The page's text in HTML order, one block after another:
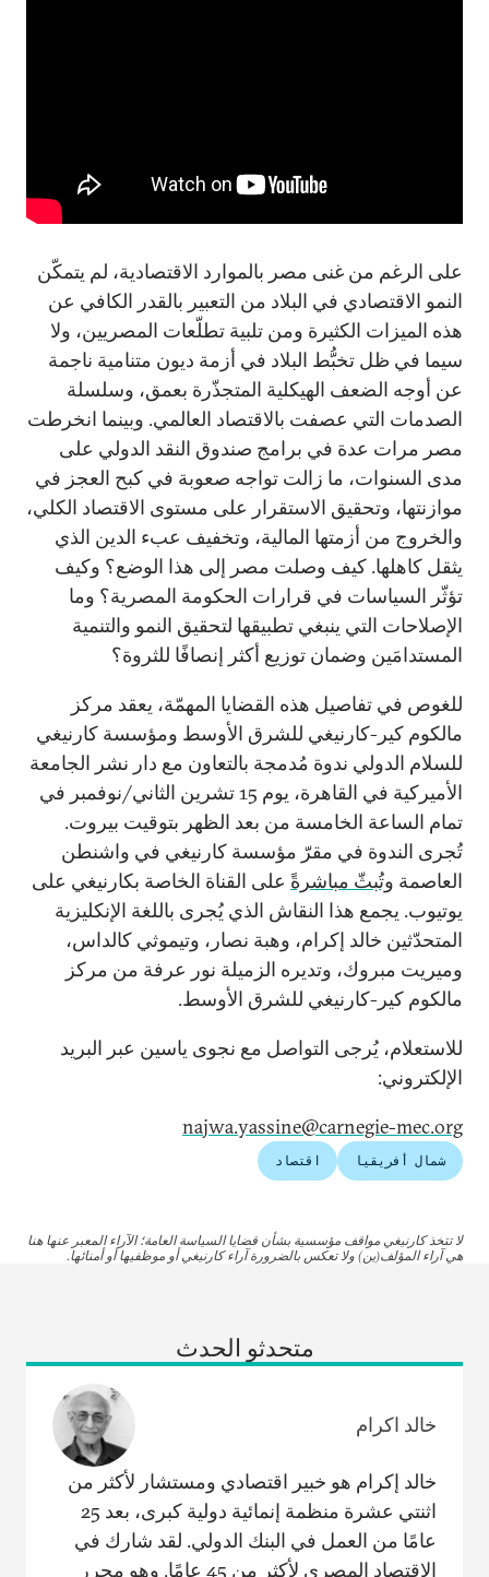
على الرغم من غنى مصر بالموارد الاقتصادية، لم يتمكّن
النمو الاقتصادي في البلاد من التعبير بالقدر الكافي عن
هذه الميزات الكثيرة ومن تلبية تطلّعات المصريين، ولا
سيما في ظل تخبُّط البلاد في أزمة ديون متنامية ناجمة
عن أوجه الضعف الهيكلية المتجذّرة بعمق، وسلسلة
الصدمات التي عصفت بالاقتصاد العالمي. وبينما انخرطت
مصر مرات عدة في برامج صندوق النقد الدولي على
مدى السنوات، ما زالت تواجه صعوبة في كبح العجز في
موازنتها، وتحقيق الاستقرار على مستوى الاقتصاد الكلي،
والخروج من أزمتها المالية، وتخفيف عبء الدين الذي
يثقل كاهلها. كيف وصلت مصر إلى هذا الوضع؟ وكيف
تؤثّر السياسات في قرارات الحكومة المصرية؟ وما
الإصلاحات التي ينبغي تطبيقها لتحقيق النمو والتنمية
المستدامَين وضمان توزيع أكثر إنصافًا للثروة؟
للغوص في تفاصيل هذه القضايا المهمّة، يعقد مركز
مالكوم كير-كارنيغي للشرق الأوسط ومؤسسة كارنيغي
للسلام الدولي ندوة مُدمجة بالتعاون مع دار نشر الجامعة
الأميركية في القاهرة، يوم 15 تشرين الثاني/نوفمبر في
تمام الساعة الخامسة من بعد الظهر بتوقيت بيروت.
تُجرى الندوة في مقرّ مؤسسة كارنيغي في واشنطن
العاصمة وتُبثّ مباشرةً على القناة الخاصة بكارنيغي على
يوتيوب. يجمع هذا النقاش الذي يُجرى باللغة الإنكليزية
المتحدّثين خالد إكرام، وهبة نصار، وتيموثي كالداس،
وميريت مبروك، وتديره الزميلة نور عرفة من مركز
مالكوم كير-كارنيغي للشرق الأوسط.
للاستعلام، يُرجى التواصل مع نجوى ياسين عبر البريد
الإلكتروني:
najwa.yassine@carnegie-mec.org
شمال أفريقيا اقتصاد
لا تتخذ كارنيغي مواقف مؤسسية بشأن قضايا السياسة العامة؛ الآراء المعبر عنها هنا
هي آراء المؤلف(ين) ولا تعكس بالضرورة آراء كارنيغي أو موظفيها أو أمنائها.
متحدثو الحدث
خالد اكرام
خالد إكرام هو خبير اقتصادي ومستشار لأكثر من
اثنتي عشرة منظمة إنمائية دولية كبرى، بعد 25
عامًا من العمل في البنك الدولي. لقد شارك في
الاقتصاد المصري لأكثر من 45 عامًا. وهو محرر